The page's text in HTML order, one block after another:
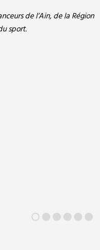
de l’Ain, de la Région
sport.